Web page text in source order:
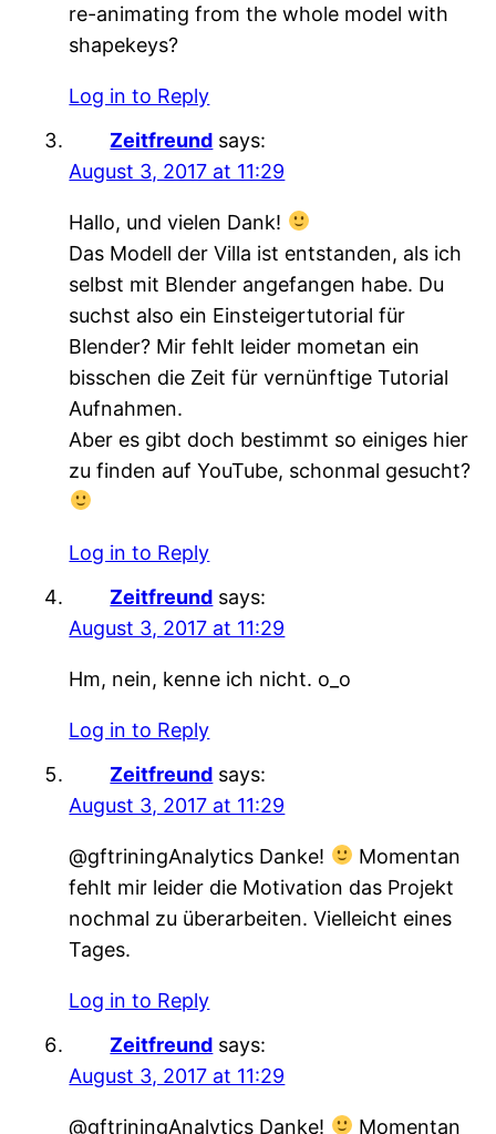
re-animating from the whole model with
shapekeys?
Log in to Reply
Zeitfreund says:
August 3, 2017 at 11:29
Hallo, und vielen Dank!
Das Modell der Villa ist entstanden, als ich
selbst mit Blender angefangen habe. Du
suchst also ein Einsteigertutorial für
Blender? Mir fehlt leider mometan ein
bisschen die Zeit für vernünftige Tutorial
Aufnahmen.
Aber es gibt doch bestimmt so einiges hier
zu finden auf YouTube, schonmal gesucht?
Log in to Reply
Zeitfreund says:
August 3, 2017 at 11:29
Hm, nein, kenne ich nicht. o_o
Log in to Reply
Zeitfreund says:
August 3, 2017 at 11:29
@gftriningAnalytics Danke!
Momentan
fehlt mir leider die Motivation das Projekt
nochmal zu überarbeiten. Vielleicht eines
Tages.
Log in to Reply
Zeitfreund says:
August 3, 2017 at 11:29
@gftriningAnalytics Danke! Momentan